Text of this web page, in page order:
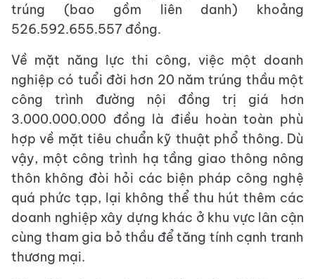
trúng (bao gồm liên danh) khoảng
526.592.655.557 đồng.
Về mặt năng lực thi công, việc một doanh
nghiệp có tuổi đời hơn 20 năm trúng thầu một
công trình đường nội đồng trị giá hơn
3.000.000.000 đồng là điều hoàn toàn phù
hợp về mặt tiêu chuẩn kỹ thuật phổ thông. Dù
vậy, một công trình hạ tầng giao thông nông
thôn không đòi hỏi các biện pháp công nghệ
quá phức tạp, lại không thể thu hút thêm các
doanh nghiệp xây dựng khác ở khu vực lân cận
cùng tham gia bỏ thầu để tăng tính cạnh tranh
thương mại.